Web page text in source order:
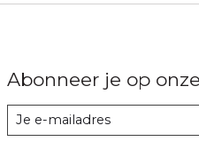
Abonneer je op